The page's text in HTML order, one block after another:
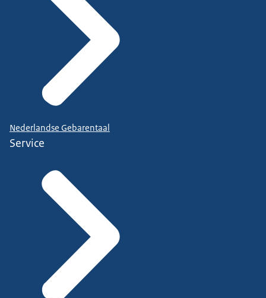
Nederlandse Gebarentaal
Service